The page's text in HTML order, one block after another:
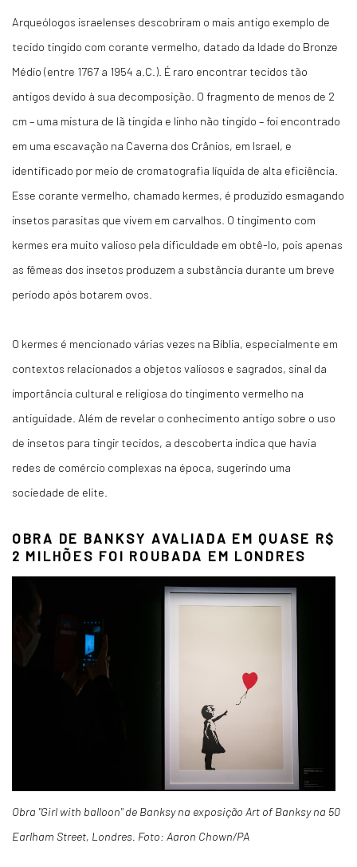
Arqueólogos israelenses descobriram o mais antigo exemplo de
tecido tingido com corante vermelho, datado da Idade do Bronze
Médio (entre 1767 a 1954 a.C.). É raro encontrar tecidos tão
antigos devido à sua decomposição. O fragmento de menos de 2
cm – uma mistura de lã tingida e linho não tingido – foi encontrado
em uma escavação na Caverna dos Crânios, em Israel, e
identificado por meio de cromatografia líquida de alta eficiência.
Esse corante vermelho, chamado kermes, é produzido esmagando
insetos parasitas que vivem em carvalhos. O tingimento com
kermes era muito valioso pela dificuldade em obtê-lo, pois apenas
as fêmeas dos insetos produzem a substância durante um breve
período após botarem ovos.
O kermes é mencionado várias vezes na Bíblia, especialmente em
contextos relacionados a objetos valiosos e sagrados, sinal da
importância cultural e religiosa do tingimento vermelho na
antiguidade. Além de revelar o conhecimento antigo sobre o uso
de insetos para tingir tecidos, a descoberta indica que havia
redes de comércio complexas na época, sugerindo uma
sociedade de elite.
OBRA DE BANKSY AVALIADA EM QUASE R$
2 MILHÕES FOI ROUBADA EM LONDRES
Obra "Girl with balloon" de Banksy na exposição Art of Banksy na 50
Earlham Street, Londres. Foto: Aaron Chown/PA